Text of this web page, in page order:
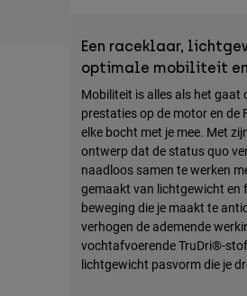
Een raceklaar,
optimale mobiliteit
Mobiliteit is alles als het gaat
prestaties op de motor en de
elke bocht met je mee. Met
ontwerp dat de status quo
naadloos samen te werken
gemaakt van lichtgewicht en
beweging die je maakt te
verhogen de ademende
vochtafvoerende TruDri®-
lichtgewicht pasvorm die je